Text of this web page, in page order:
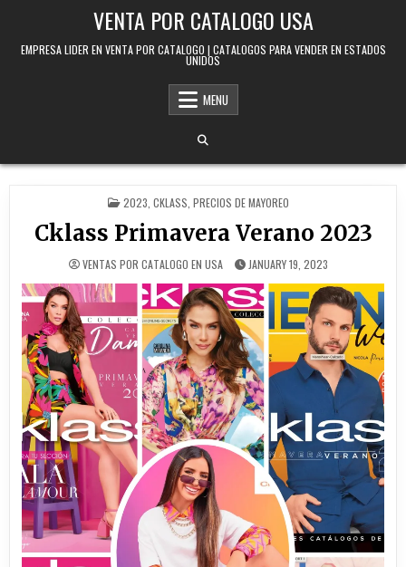
VENTA POR CATALOGO USA
EMPRESA LIDER EN VENTA POR CATALOGO | CATALOGOS PARA VENDER EN ESTADOS
UNIDOS
MENU
POSTED IN
2023 CKLASS PRECIOS DE MAYOREO
Cklass Primavera Verano 2023
VENTAS POR CATALOGO EN USA JANUARY 19, 2023